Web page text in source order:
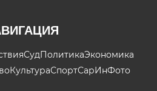
СудПолитикаЭкономика
КультураСпортСарИнФото